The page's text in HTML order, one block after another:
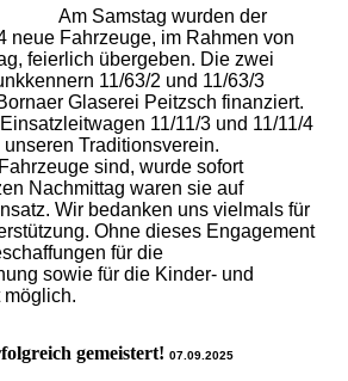
Am Samstag wurden der
neue Fahrzeuge, im Rahmen von
feierlich übergeben. Die zwei
11/63/2 und 11/63/3
Glaserei Peitzsch finanziert.
11/11/3 und 11/11/4
Traditionsverein.
sind, wurde sofort
Nachmittag waren sie auf
Wir bedanken uns vielmals für
Ohne dieses Engagement
für die
sowie für die Kinder- und
gemeistert! 07.09.2025